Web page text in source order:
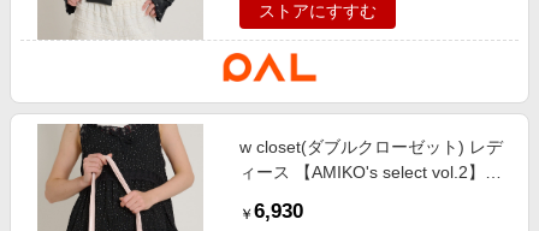
ストアにすすむ
w closet(ダブルクローゼット) レデ
ィース 【AMIKO's select vol.2】星
￥ 6,930